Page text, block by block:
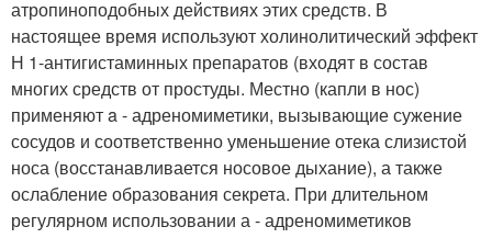
атропиноподобных действиях этих средств. В
настоящее время используют холинолитический эффект
Н 1-антигистаминных препаратов (входят в состав
многих средств от простуды. Местно (капли в нос)
применяют a - адреномиметики, вызывающие сужение
сосудов и соответственно уменьшение отека слизистой
носа (восстанавливается носовое дыхание), а также
ослабление образования секрета. При длительном
регулярном использовании а - адреномиметиков